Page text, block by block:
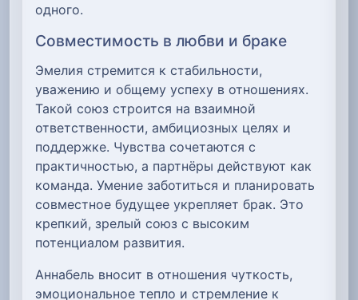
одного.
Совместимость в любви и браке
Эмелия стремится к стабильности,
уважению и общему успеху в отношениях.
Такой союз строится на взаимной
ответственности, амбициозных целях и
поддержке. Чувства сочетаются с
практичностью, а партнёры действуют как
команда. Умение заботиться и планировать
совместное будущее укрепляет брак. Это
крепкий, зрелый союз с высоким
потенциалом развития.
Аннабель вносит в отношения чуткость,
эмоциональное тепло и стремление к